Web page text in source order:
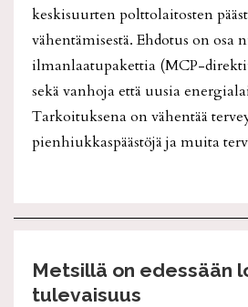
keskisuurten polttolaitosten
vähentämisestä. Ehdotus on osa
ilmanlaatupakettia (MCP-
sekä vanhoja että uusia
Tarkoituksena on vähentää
pienhiukkaspäästöjä ja muita
Metsillä on edessään
tulevaisuus